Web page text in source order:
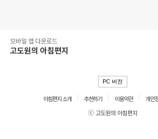
모바일 앱 다운로드
고도원의 아침편지
PC 버전
아침편지 소개 추천하기 이용약관
개인
ⓒ 고도원의 아침편지